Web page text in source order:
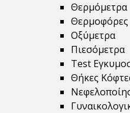
Θερμόμετρα
Θερμοφόρες
Οξύμετρα
Πιεσόμετρα
Test
Θήκες